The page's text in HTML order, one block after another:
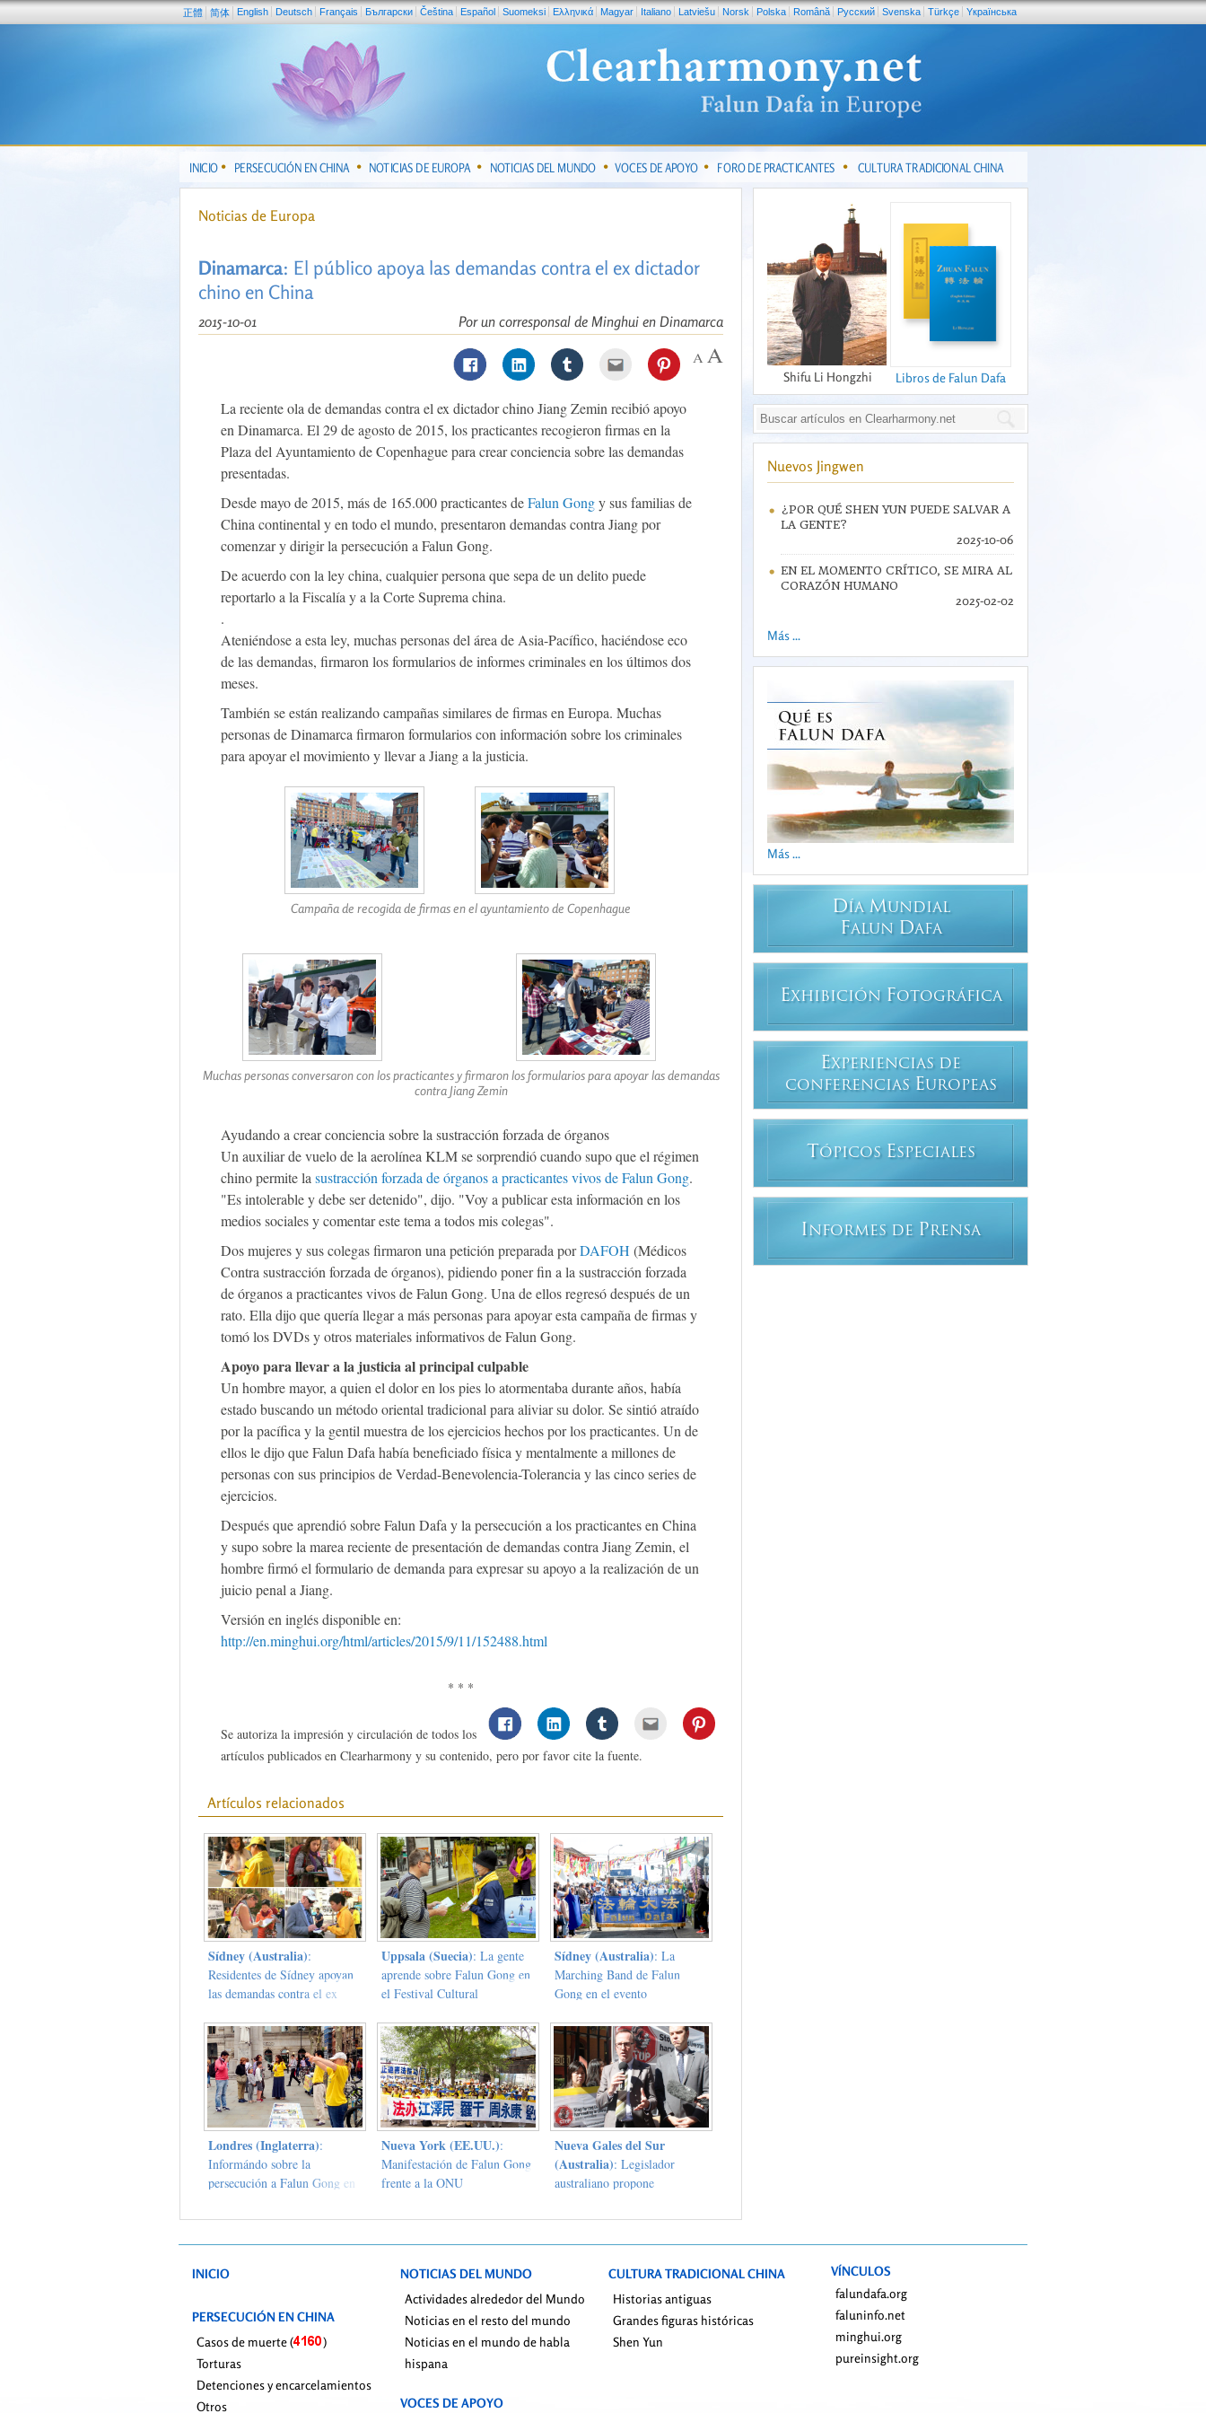
正體 简体 English Deutsch Français Български Čeština Español Suomeksi Ελληνικά Magyar Italiano Latviešu Norsk Polska Română Pусский Svenska Türkçe Yкраїнська
INICIO PERSECUCIÓN EN CHINA NOTICIAS DE EUROPA NOTICIAS DEL MUNDO VOCES DE APOYO FORO DE PRACTICANTES CULTURA TRADICIONAL CHINA
Noticias de Europa
Dinamarca: El público apoya las demandas contra el ex dictador
chino en China
Por un corresponsal de Minghui en Dinamarca
2015-10-01
La reciente ola de demandas contra el ex dictador chino Jiang Zemin recibió apoyo
en Dinamarca. El 29 de agosto de 2015, los practicantes recogieron firmas en la
Plaza del Ayuntamiento de Copenhague para crear conciencia sobre las demandas
presentadas.
Desde mayo de 2015, más de 165.000 practicantes deFalun Gongy sus familias de
China continental y en todo el mundo, presentaron demandas contra Jiang por
comenzar y dirigir la persecución a Falun Gong.
De acuerdo con la ley china, cualquier persona que sepa de un delito puede
reportarlo a la Fiscalía y a la Corte Suprema china.
.
Ateniéndose a esta ley, muchas personas del área de Asia-Pacífico, haciéndose eco
de las demandas, firmaron los formularios de informes criminales en los últimos dos
meses.
También se están realizando campañas similares de firmas en Europa. Muchas
personas de Dinamarca firmaron formularios con información sobre los criminales
para apoyar el movimiento y llevar a Jiang a la justicia.
Campaña de recogida de firmas en el ayuntamiento de Copenhague
Muchas personas conversaron con los practicantes y firmaron los formularios para apoyar las demandas
contra Jiang Zemin
Ayudando a crear conciencia sobre la sustracción forzada de órganos
Un auxiliar de vuelo de la aerolínea KLM se sorprendió cuando supo que el régimen
chino permite la sustracción forzada de órganos a practicantes vivos de Falun Gong.
"Es intolerable y debe ser detenido", dijo. "Voy a publicar esta información en los
medios sociales y comentar este tema a todos mis colegas".
Dos mujeres y sus colegas firmaron una petición preparada porDAFOH (Médicos
Contra sustracción forzada de órganos), pidiendo poner fin a la sustracción forzada
de órganos a practicantes vivos de Falun Gong. Una de ellos regresó después de un
rato. Ella dijo que quería llegar a más personas para apoyar esta campaña de firmas y
tomó los DVDs y otros materiales informativos de Falun Gong.
Apoyo para llevar a la justicia al principal culpable
Un hombre mayor, a quien el dolor en los pies lo atormentaba durante años, había
estado buscando un método oriental tradicional para aliviar su dolor. Se sintió atraído
por la pacífica y la gentil muestra de los ejercicios hechos por los practicantes. Un de
ellos le dijo que Falun Dafa había beneficiado física y mentalmente a millones de
personas con sus principios de Verdad-Benevolencia-Tolerancia y las cinco series de
ejercicios.
Después que aprendió sobre Falun Dafa y la persecución a los practicantes en China
y supo sobre la marea reciente de presentación de demandas contra Jiang Zemin, el
hombre firmó el formulario de demanda para expresar su apoyo a la realización de un
juicio penal a Jiang.
Versión en inglés disponible en:
http://en.minghui.org/html/articles/2015/9/11/152488.html
* * *
Se autoriza la impresión y circulación de todos los
artículos publicados en Clearharmony y su contenido, pero por favor cite la fuente.
Artículos relacionados
Sídney (Australia):
Residentes de Sídney apoyan
las demandas contra el ex
Uppsala (Suecia): La gente
aprende sobre Falun Gong en
el Festival Cultural
Sídney (Australia): La
Marching Band de Falun
Gong en el evento
Londres (Inglaterra):
Informándo sobre la
persecución a Falun Gong en
Nueva York (EE.UU.):
Manifestación de Falun Gong
frente a la ONU
Nueva Gales del Sur
(Australia): Legislador
australiano propone
detener el comercio ilícito de
Shifu Li Hongzhi Libros de Falun Dafa
Nuevos Jingwen
¿POR QUÉ SHEN YUN PUEDE SALVAR A
LA GENTE?
2025-10-06
EN EL MOMENTO CRÍTICO, SE MIRA AL
CORAZÓN HUMANO
2025-02-02
Más ...
Más ...
DÍA MUNDIAL
FALUN DAFA
EXHIBICIÓN FOTOGRÁFICA
EXPERIENCIAS DE
CONFERENCIAS EUROPEAS
T ÓPICOS ESPECIALES
INFORMES DE PRENSA
INICIO
PERSECUCIÓN EN CHINA
Casos de muerte (
)
Torturas
Detenciones y encarcelamientos
Otros
NOTICIAS DEL MUNDO
Actividades alrededor del Mundo
Noticias en el resto del mundo
Noticias en el mundo de habla
hispana
VOCES DE APOYO
CULTURA TRADICIONAL CHINA
Historias antiguas
Grandes figuras históricas
Shen Yun
VÍNCULOS
falundafa.org
faluninfo.net
minghui.org
pureinsight.org